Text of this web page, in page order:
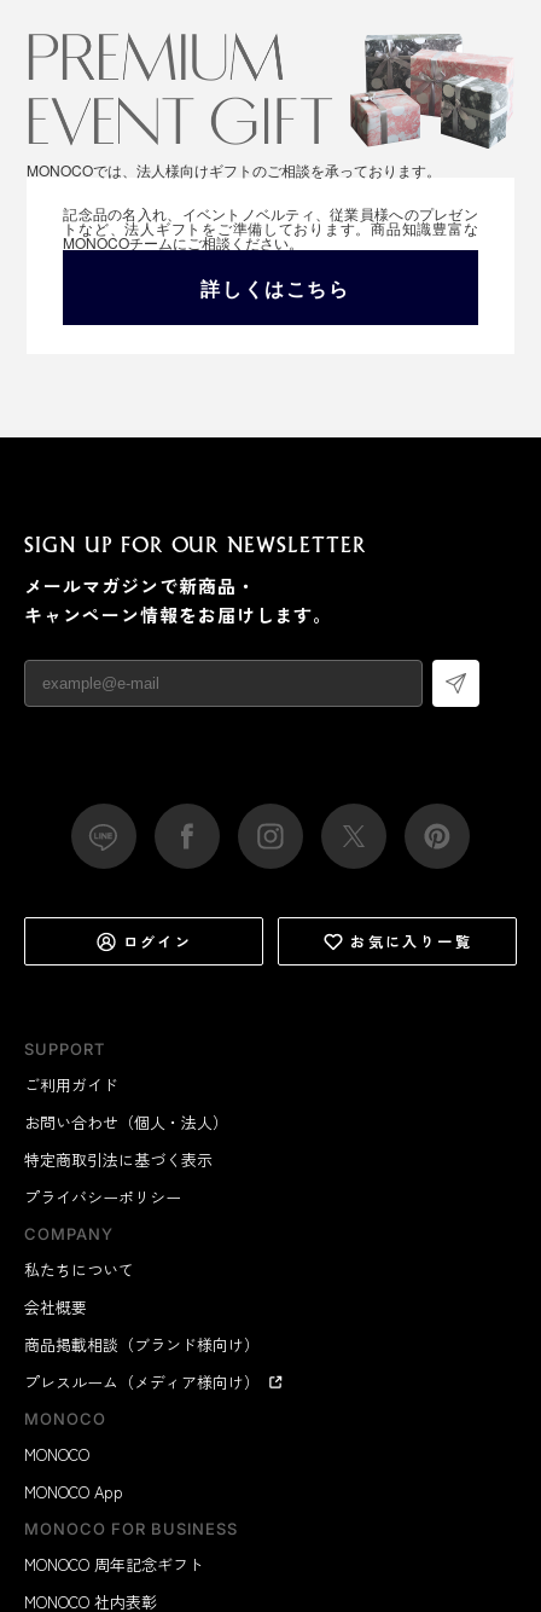
MONOCOでは、法人様向けギフトのご相談を承っております。
記念品の名入れ、イベントノベルティ、従業員様へのプレゼン
トなど、法人ギフトをご準備しております。商品知識豊富な
MONOCOチームにご相談ください。
詳しくはこちら
SUPPORT
ご利用ガイド
お問い合わせ（個人・法人）
特定商取引法に基づく表示
プライバシーポリシー
COMPANY
私たちについて
会社概要
商品掲載相談（ブランド様向け）
プレスルーム（メディア様向け）
MONOCO
MONOCO
MONOCO App
MONOCO FOR BUSINESS
MONOCO 周年記念ギフト
MONOCO 社内表彰
SIGN UP FOR OUR NEWSLETTER
メールマガジンで新商品・
キャンペーン情報をお届けします。
ログイン お気に入り一覧